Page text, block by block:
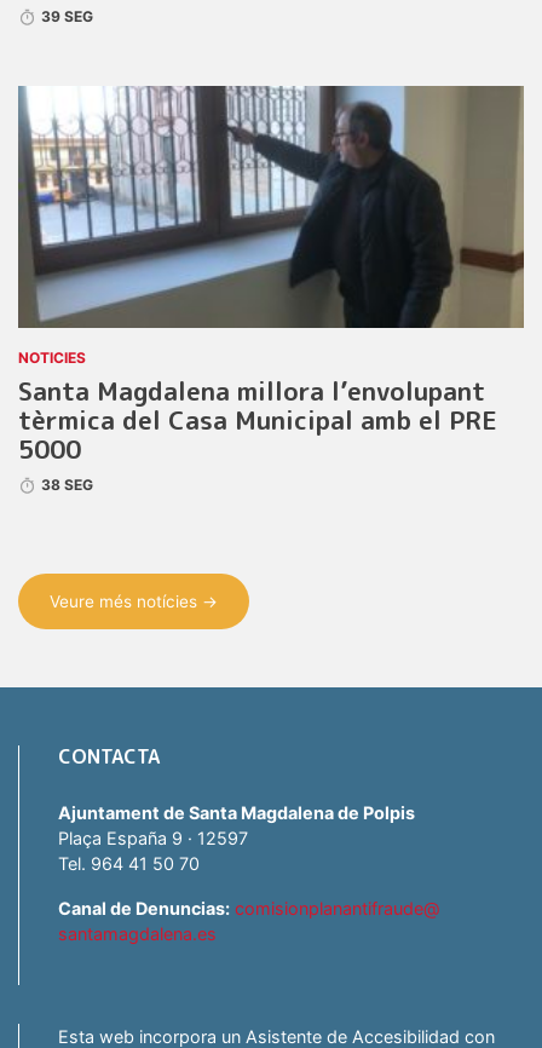
39 SEG
NOTICIES
Santa Magdalena millora l’envolupant
tèrmica del Casa Municipal amb el PRE
5000
38 SEG
Veure més notícies →
CONTACTA
Ajuntament de Santa Magdalena de Polpis
Plaça España 9 · 12597
Tel. 964 41 50 70
Canal de Denuncias: comisionplanantifraude@
santamagdalena.es
Esta web incorpora un Asistente de Accesibilidad con